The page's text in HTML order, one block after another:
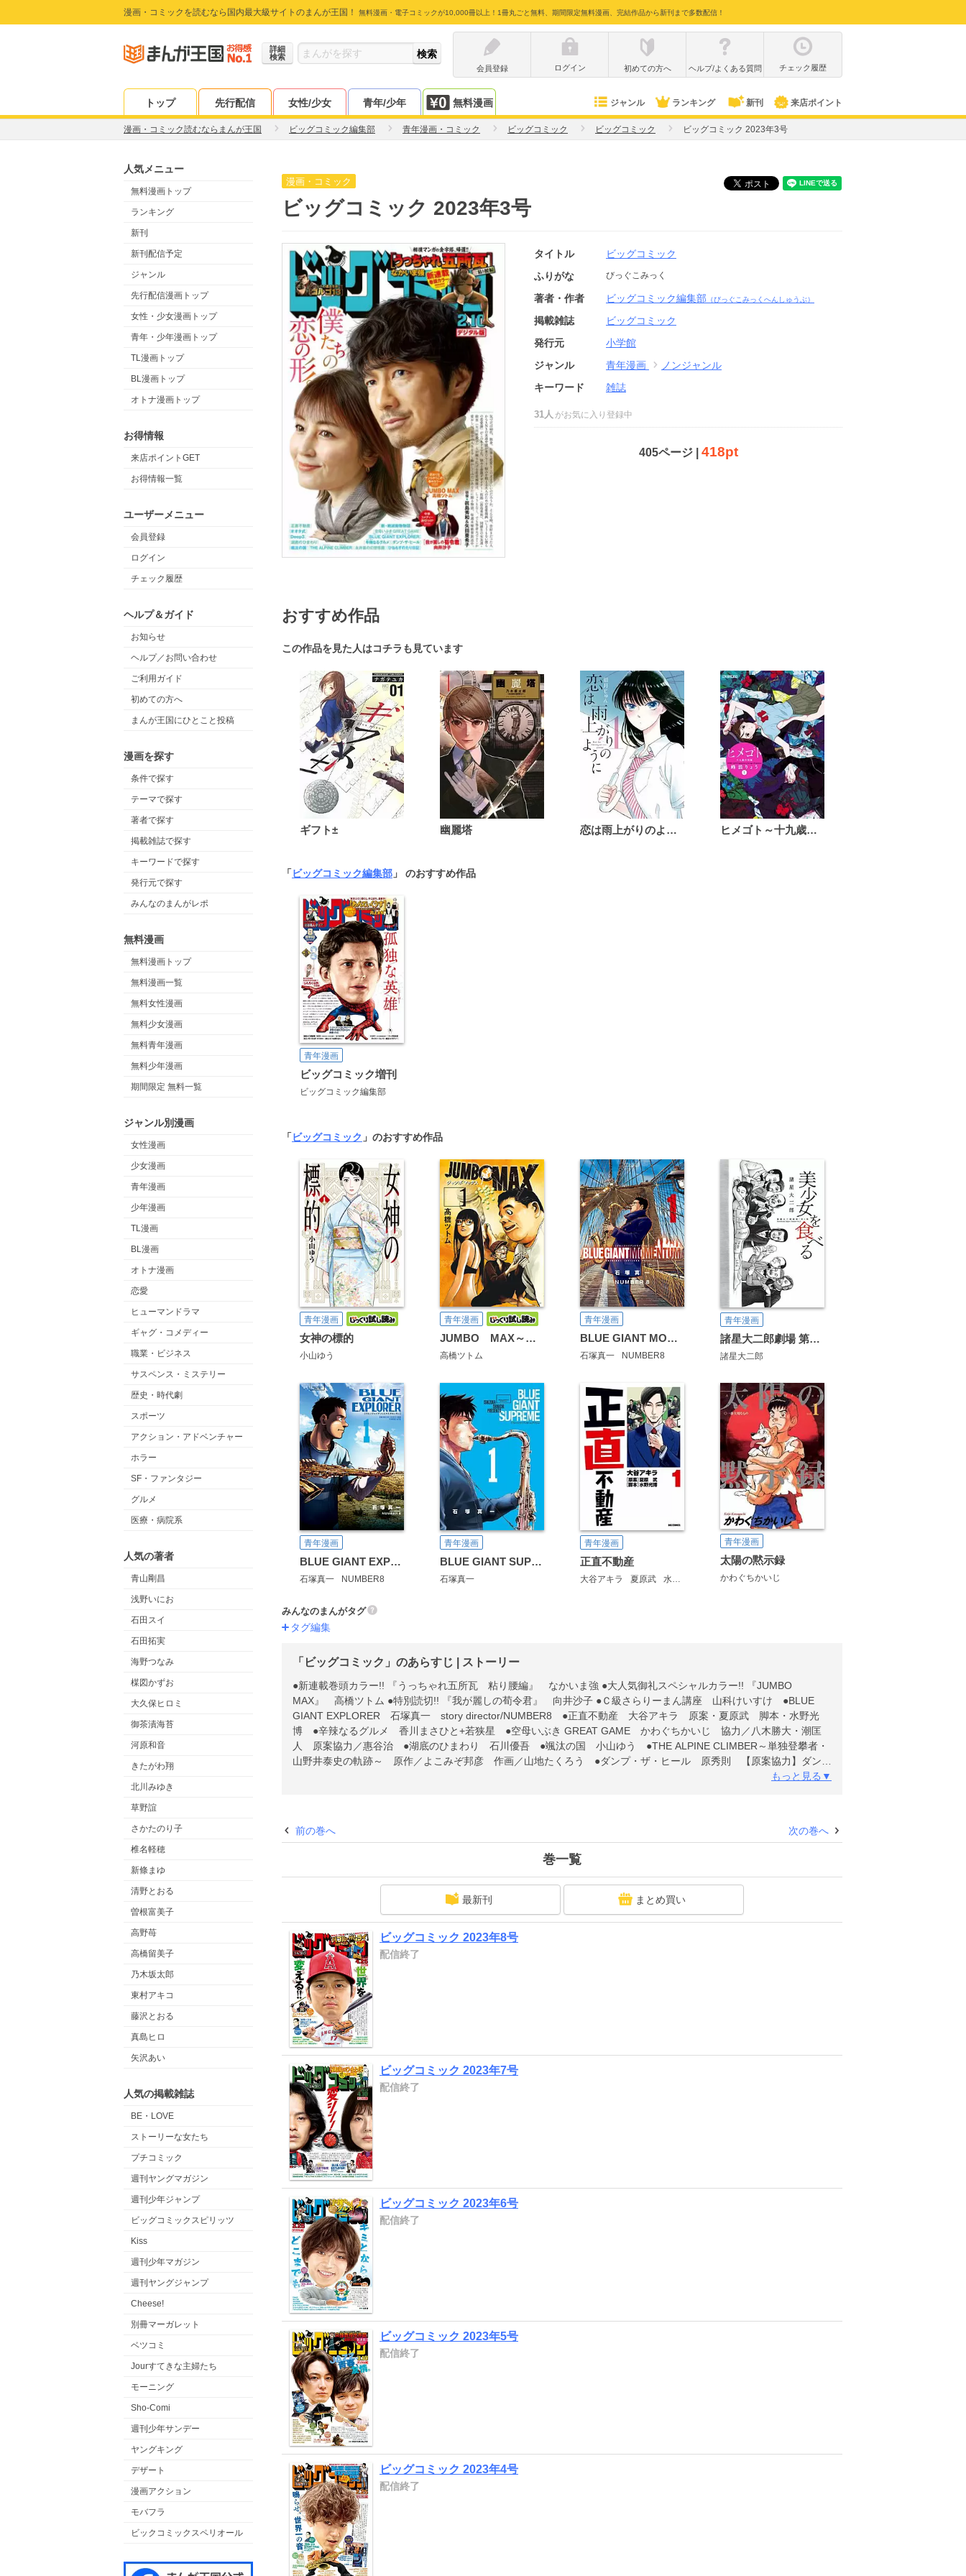
漫画・コミックを読むなら国内最大級サイトのまんが王国！ 無料漫画・電子コミックが10,000冊以上！1冊丸ごと無料、期間限定無料漫画、完結作品から新刊まで多数配信！
詳細
検索
会員登録
ログイン 初めての方へ ヘルプ/よくある質問 チェック履歴
トップ 先行配信 女性/少女 青年/少年 無料漫画 ジャンル ランキング 新刊 来店ポイント
漫画・コミック読むならまんが王国 ビッグコミック編集部 青年漫画・コミック ビッグコミック ビッグコミック ビッグコミック 2023年3号
人気メニュー
無料漫画トップ
ランキング
新刊
新刊配信予定
ジャンル
先行配信漫画トップ
女性・少女漫画トップ
青年・少年漫画トップ
TL漫画トップ
BL漫画トップ
オトナ漫画トップ
お得情報
来店ポイントGET
お得情報一覧
ユーザーメニュー
会員登録
ログイン
チェック履歴
ヘルプ＆ガイド
お知らせ
ヘルプ／お問い合わせ
ご利用ガイド
初めての方へ
まんが王国にひとこと投稿
漫画を探す
条件で探す
テーマで探す
著者で探す
掲載雑誌で探す
キーワードで探す
発行元で探す
みんなのまんがレポ
無料漫画
無料漫画トップ
無料漫画一覧
無料女性漫画
無料少女漫画
無料青年漫画
無料少年漫画
期間限定 無料一覧
ジャンル別漫画
女性漫画
少女漫画
青年漫画
少年漫画
TL漫画
BL漫画
オトナ漫画
恋愛
ヒューマンドラマ
ギャグ・コメディー
職業・ビジネス
サスペンス・ミステリー
歴史・時代劇
スポーツ
アクション・アドベンチャー
ホラー
SF・ファンタジー
グルメ
医療・病院系
人気の著者
青山剛昌
浅野いにお
石田スイ
石田拓実
海野つなみ
楳図かずお
大久保ヒロミ
御茶漬海苔
河原和音
きたがわ翔
北川みゆき
草野誼
さかたのり子
椎名軽穂
新條まゆ
清野とおる
曽根富美子
高野苺
高橋留美子
乃木坂太郎
東村アキコ
藤沢とおる
真島ヒロ
矢沢あい
人気の掲載雑誌
BE・LOVE
ストーリーな女たち
プチコミック
週刊ヤングマガジン
週刊少年ジャンプ
ビッグコミックスピリッツ
Kiss
週刊少年マガジン
週刊ヤングジャンプ
Cheese!
別冊マーガレット
ベツコミ
Jourすてきな主婦たち
モーニング
Sho-Comi
週刊少年サンデー
ヤングキング
デザート
漫画アクション
モバフラ
ビックコミックスペリオール
漫画・コミック
ビッグコミック 2023年3号
タイトル
ビッグコミック
ふりがな
びっぐこみっく
著者・作者 ビッグコミック編集部 （びっぐこみっくへんしゅうぶ）
掲載雑誌
ビッグコミック
発行元
小学館
ジャンル
青年漫画
ノンジャンル
キーワード
雑誌
31人 がお気に入り登録中
405ページ | 418pt
おすすめ作品
この作品を見た人はコチラも見ています
ギフト± 幽麗塔 恋は雨上がりのように ヒメゴト～十九歳の制服～
「ビッグコミック編集部 」 のおすすめ作品
青年漫画
ビッグコミック増刊
ビッグコミック編集部
「ビッグコミック 」のおすすめ作品
青年漫画
女神の標的
小山ゆう
青年漫画
JUMBO MAX～ハイパーED薬密造人～
高橋ツトム
青年漫画
BLUE GIANT MOMENTUM
石塚真一 NUMBER8
青年漫画
諸星大二郎劇場 第3集 美少女を食べる
諸星大二郎
青年漫画
BLUE GIANT EXPLORER
石塚真一 NUMBER8
青年漫画
BLUE GIANT SUPREME
石塚真一
青年漫画
正直不動産
大谷アキラ 夏原武 水野光博
青年漫画
太陽の黙示録
かわぐちかいじ
みんなのまんがタグ
タグ編集
「ビッグコミック」のあらすじ | ストーリー
●新連載巻頭カラー!! 『うっちゃれ五所瓦 粘り腰編』 なかいま強 ●大人気御礼スペシャルカラー!! 『JUMBO
MAX』 高橋ツトム ●特別読切!! 『我が麗しの荀令君』 向井沙子 ●Ｃ級さらりーまん講座 山科けいすけ ●BLUE
GIANT EXPLORER 石塚真一 story director/NUMBER8 ●正直不動産 大谷アキラ 原案・夏原武 脚本・水野光
博 ●辛辣なるグルメ 香川まさひと+若狭星 ●空母いぶき GREAT GAME かわぐちかいじ 協力／八木勝大・潮匡
人 原案協力／惠谷治 ●湖底のひまわり 石川優吾 ●颯汰の国 小山ゆう ●THE ALPINE CLIMBER～単独登攀者・
山野井泰史の軌跡～ 原作／よこみぞ邦彦 作画／山地たくろう ●ダンプ・ザ・ヒール 原秀則 【原案協力】ダンプ
松本 平塚雅人（東京スポーツ） ●オオタ式 太田基之 ●Deep３ 原作・水野光博 漫画・飛松良輔 ●新・絶滅動
せん。
もっと見る▼
前の巻へ 次の巻へ
巻一覧
最新刊 まとめ買い
ビッグコミック 2023年8号
配信終了
ビッグコミック 2023年7号
配信終了
ビッグコミック 2023年6号
配信終了
ビッグコミック 2023年5号
配信終了
ビッグコミック 2023年4号
配信終了